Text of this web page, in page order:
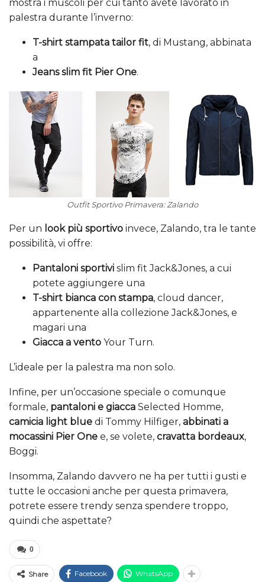
mostra i muscoli per cui tanto avete lavorato in
palestra durante l’inverno:
T-shirt stampata tailor fit, di Mustang, abbinata
a
Jeans slim fit Pier One.
Outfit Sportivo Primavera: Zalando
Per un look più sportivo invece, Zalando, tra le tante
possibilità, vi offre:
Pantaloni sportivi slim fit Jack&Jones, a cui
potete aggiungere una
T-shirt bianca con stampa, cloud dancer,
appartenente alla collezione Jack&Jones, e
magari una
Giacca a vento Your Turn.
L’ideale per la palestra ma non solo.
Infine, per un’occasione speciale o comunque
formale, pantaloni e giacca Selected Homme,
camicia light blue di Tommy Hilfiger, abbinati a
mocassini Pier One e, se volete, cravatta bordeaux,
Boggi.
Insomma, Zalando davvero ne ha per tutti i gusti e
tutte le occasioni anche per questa primavera,
potrete essere trendy senza spendere troppo,
quindi che aspettate?
0
Share Facebook WhatsApp